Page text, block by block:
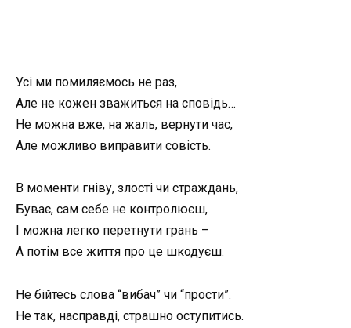
Усі ми помиляємось не раз,
Але не кожен зважиться на сповідь…
Не можна вже, на жаль, вернути час,
Але можливо виправити совість.
В моменти гніву, злості чи страждань,
Буває, сам себе не контролюєш,
І можна легко перетнути грань –
А потім все життя про це шкодуєш.
Не бійтесь слова “вибач” чи “прости”.
Не так, насправді, страшно оступитись.